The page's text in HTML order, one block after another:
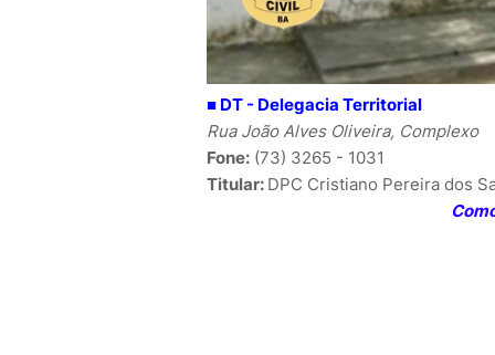
■ DT - Delegacia Territorial
Rua João Alves Oliveira, Complexo
Fone: (73) 3265 - 1031
Titular: DPC Cristiano Pereira dos